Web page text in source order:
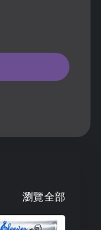
瀏覽全部